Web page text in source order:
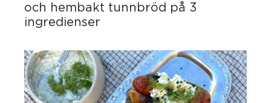
och hembakt tunnbröd på 3
ingredienser